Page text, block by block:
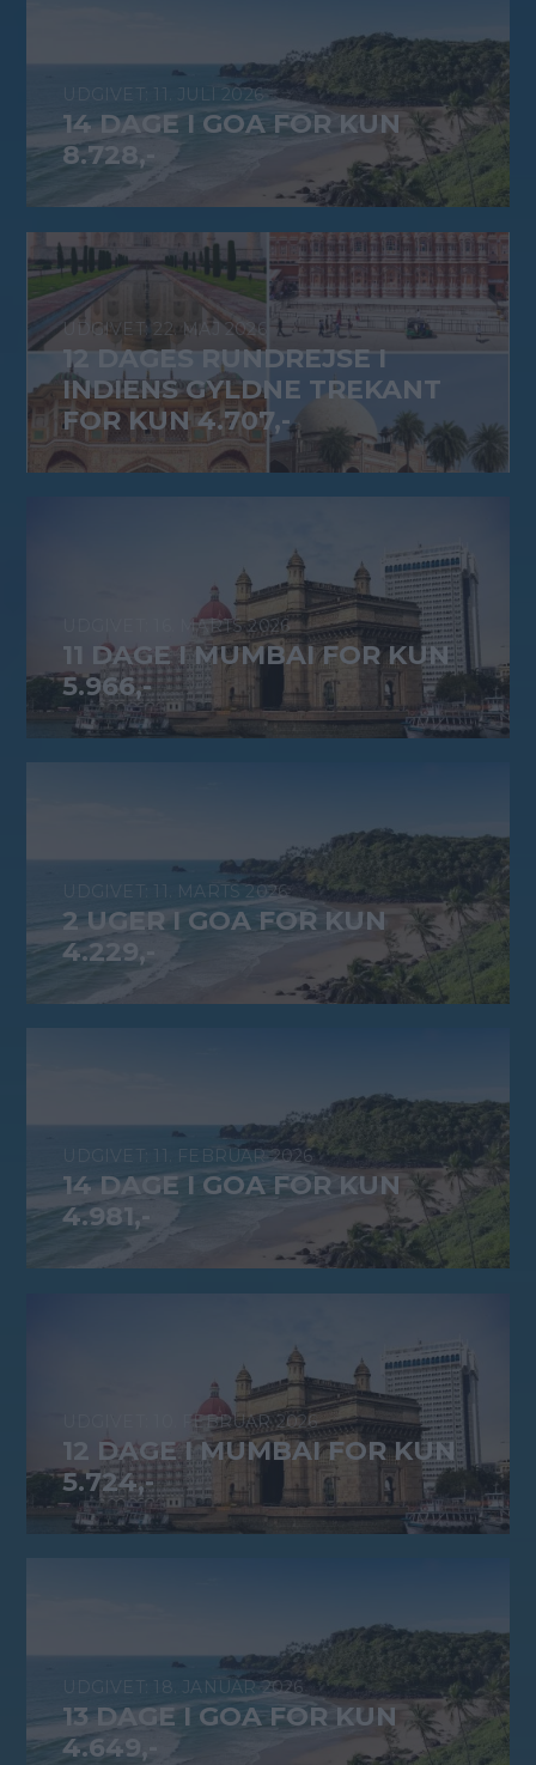
11. JULI 2026
14 DAGE I GOA FOR KUN
8.728,-
22. MAJ 2026
12 DAGES RUNDREJSE I
INDIENS GYLDNE TREKANT
FOR KUN 4.707,-
16. MARTS 2026
11 DAGE I MUMBAI FOR KUN
5.966,-
11. MARTS 2026
2 UGER I GOA FOR KUN
4.229,-
11. FEBRUAR 2026
14 DAGE I GOA FOR KUN
4.981,-
10. FEBRUAR 2026
12 DAGE I MUMBAI FOR KUN
5.724,-
18. JANUAR 2026
13 DAGE I GOA FOR KUN
4.649,-